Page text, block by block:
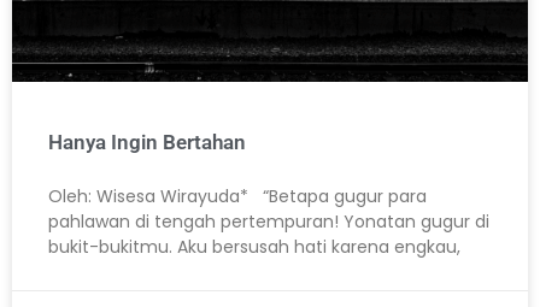
Hanya Ingin Bertahan
Oleh: Wisesa Wirayuda* “Betapa gugur para
pahlawan di tengah pertempuran! Yonatan gugur di
bukit-bukitmu. Aku bersusah hati karena engkau,